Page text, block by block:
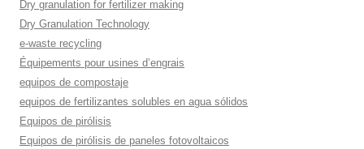
Dry granulation for fertilizer making
Dry Granulation Technology
e-waste recycling
Équipements pour usines d’engrais
equipos de compostaje
equipos de fertilizantes solubles en agua sólidos
Equipos de pirólisis
Equipos de pirólisis de paneles fotovoltaicos